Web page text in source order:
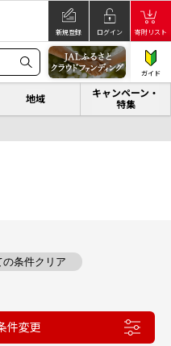
新規登録 ログイン 寄附リスト
ガイド
地域
キャンペーン・
特集
の条件クリア
件変更